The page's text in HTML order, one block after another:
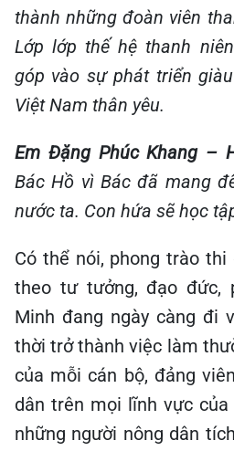
thành những đoàn viên
Lớp lớp thế hệ thanh
góp vào sự phát triển
Việt Nam thân yêu.
Em Đặng Phúc Khang –
Bác Hồ vì Bác đã mang
nước ta. Con hứa sẽ học
Có thể nói, phong trào
theo tư tưởng, đạo đức,
Minh đang ngày càng đi
thời trở thành việc làm
của mỗi cán bộ, đảng
dân trên mọi lĩnh vực
những người nông dân